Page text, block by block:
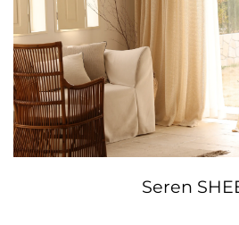
Seren